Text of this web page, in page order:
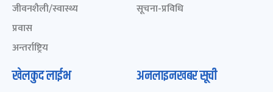
जीवनशैली/स्वास्थ्य
प्रवास
अन्तर्राष्ट्रिय
सूचना-प्रविधि
खेलकुद लाईभ अनलाइनखबर सूची